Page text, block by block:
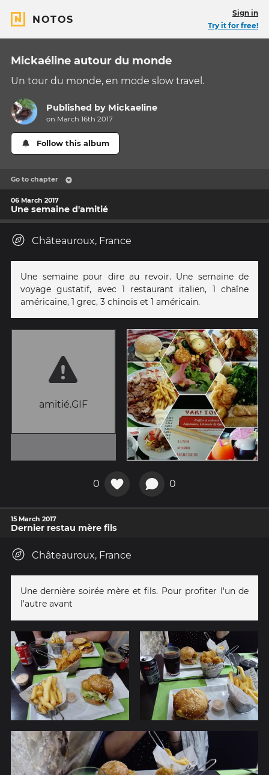
NOTOS
Sign in
Try it for free!
Mickaéline autour du monde
Un tour du monde, en mode slow travel.
Published by Mickaeline
on March 16th 2017
Follow this album
Go to chapter
06 March 2017
Une semaine d'amitié
Châteauroux, France
Une semaine pour dire au revoir. Une semaine de
voyage gustatif, avec 1 restaurant italien, 1 chaîne
américaine, 1 grec, 3 chinois et 1 américain.
amitié.GIF
0 0
15 March 2017
Dernier restau mère fils
Châteauroux, France
Une dernière soirée mère et fils. Pour profiter l'un de
l'autre avant